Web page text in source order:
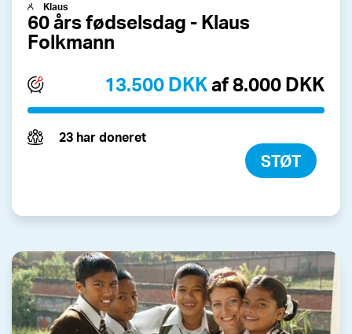
Klaus
60 års fødselsdag - Klaus
Folkmann
13.500 DKKaf 8.000 DKK
23 har doneret
STØT